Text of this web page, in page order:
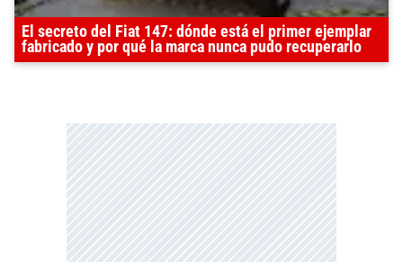
El secreto del Fiat 147: dónde está el primer ejemplar
fabricado y por qué la marca nunca pudo recuperarlo